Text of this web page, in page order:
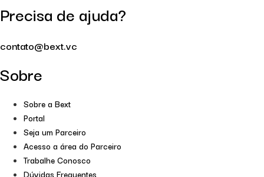
Precisa de ajuda?
contato@bext.vc
Sobre
Sobre a Bext
Portal
Seja um Parceiro
Acesso a área do Parceiro
Trabalhe Conosco
Dúvidas Frequentes